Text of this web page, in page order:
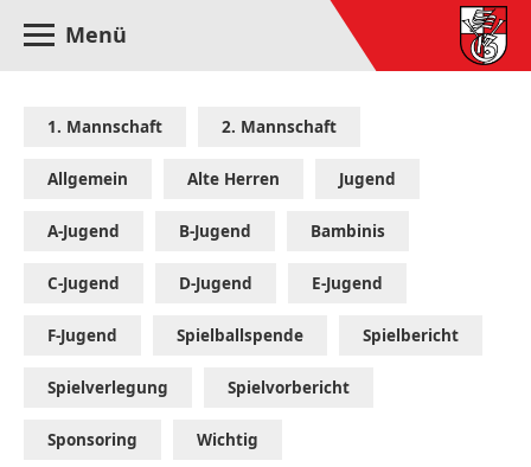
Menü
1. Mannschaft 2. Mannschaft
Allgemein Alte Herren Jugend
A-Jugend B-Jugend Bambinis
C-Jugend D-Jugend E-Jugend
F-Jugend Spielballspende Spielbericht
Spielverlegung Spielvorbericht
Sponsoring Wichtig